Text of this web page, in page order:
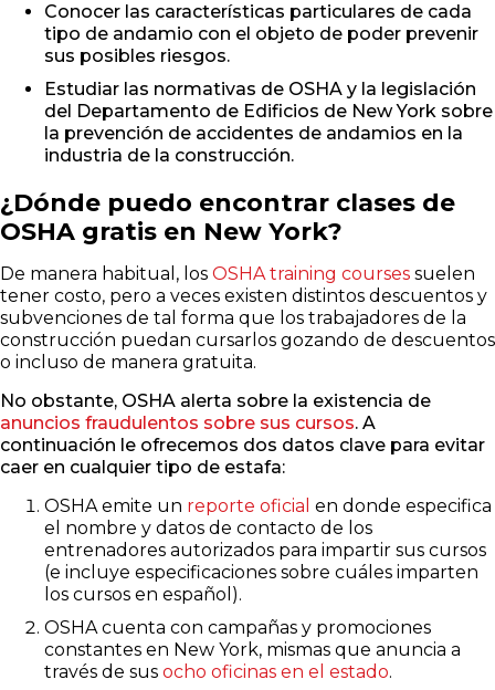
Conocer las características particulares de cada
tipo de andamio con el objeto de poder prevenir
sus posibles riesgos.
Estudiar las normativas de OSHA y la legislación
del Departamento de Edificios de New York sobre
la prevención de accidentes de andamios en la
industria de la construcción.
¿Dónde puedo encontrar clases de
OSHA gratis en New York?
De manera habitual, los OSHA training courses suelen
tener costo, pero a veces existen distintos descuentos y
subvenciones de tal forma que los trabajadores de la
construcción puedan cursarlos gozando de descuentos
o incluso de manera gratuita.
No obstante, OSHA alerta sobre la existencia de
anuncios fraudulentos sobre sus cursos. A
continuación le ofrecemos dos datos clave para evitar
caer en cualquier tipo de estafa:
OSHA emite un reporte oficial en donde especifica
el nombre y datos de contacto de los
entrenadores autorizados para impartir sus cursos
(e incluye especificaciones sobre cuáles imparten
los cursos en español).
OSHA cuenta con campañas y promociones
constantes en New York, mismas que anuncia a
través de sus ocho oficinas en el estado.